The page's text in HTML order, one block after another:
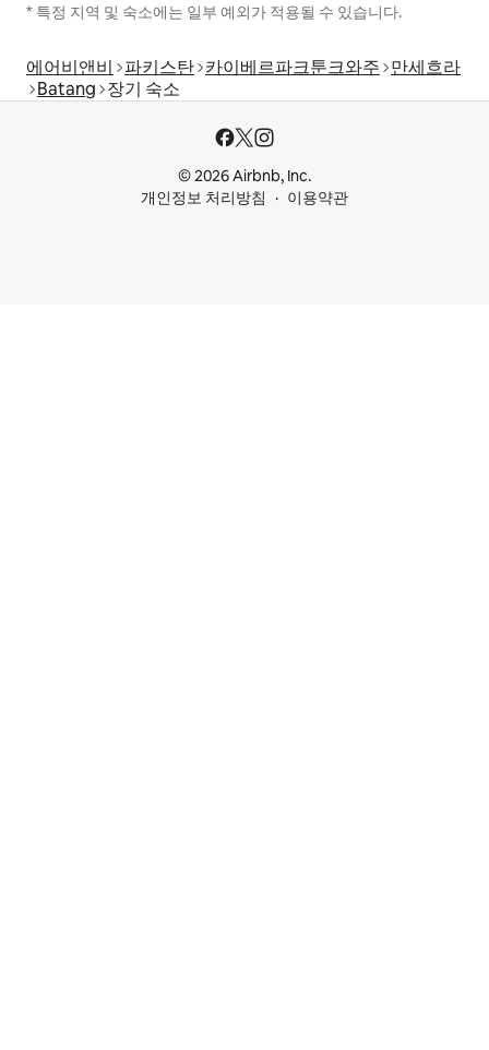
* 특정 지역 및 숙소에는 일부 예외가 적용될 수 있습니다.
에어비앤비 파키스탄 카이베르파크툰크와주 만세흐라
Batang 장기 숙소
© 2026 Airbnb, Inc.
개인정보 처리방침
이용약관